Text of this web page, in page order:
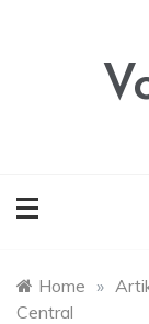
Home »
Central